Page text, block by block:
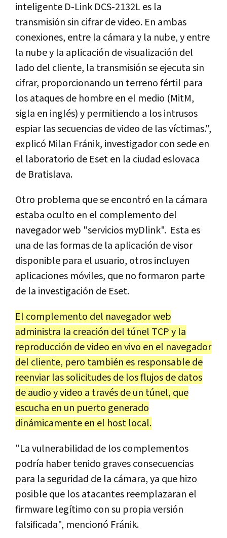
inteligente D-Link DCS-2132L es la
transmisión sin cifrar de video. En ambas
conexiones, entre la cámara y la nube, y entre
la nube y la aplicación de visualización del
lado del cliente, la transmisión se ejecuta sin
cifrar, proporcionando un terreno fértil para
los ataques de hombre en el medio (MitM,
sigla en inglés) y permitiendo a los intrusos
espiar las secuencias de video de las víctimas.",
explicó Milan Fránik, investigador con sede en
el laboratorio de Eset en la ciudad eslovaca
de Bratislava.
Otro problema que se encontró en la cámara
estaba oculto en el complemento del
navegador web "servicios myDlink". Esta es
una de las formas de la aplicación de visor
disponible para el usuario, otros incluyen
aplicaciones móviles, que no formaron parte
de la investigación de Eset.
El complemento del navegador web
administra la creación del túnel TCP y la
reproducción de video en vivo en el navegador
del cliente, pero también es responsable de
reenviar las solicitudes de los flujos de datos
de audio y video a través de un túnel, que
escucha en un puerto generado
dinámicamente en el host local.
"La vulnerabilidad de los complementos
podría haber tenido graves consecuencias
para la seguridad de la cámara, ya que hizo
posible que los atacantes reemplazaran el
firmware legítimo con su propia versión
falsificada", mencionó Fránik.